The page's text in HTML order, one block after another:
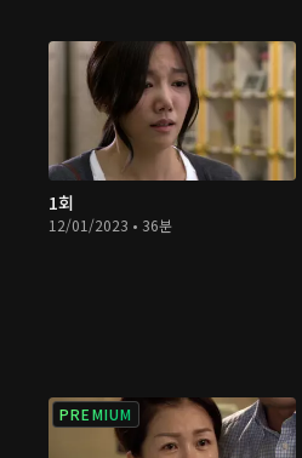
1회
12/01/2023 • 36분
PREMIUM